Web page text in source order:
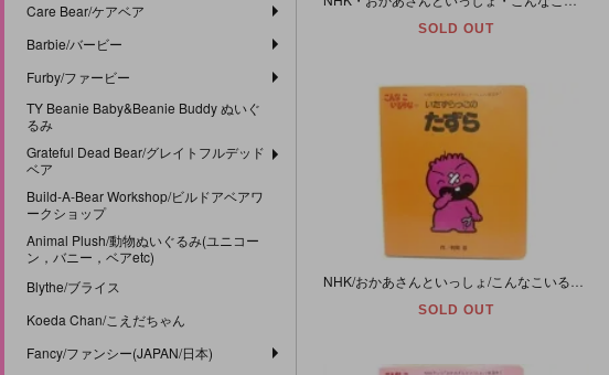
Care Bear/ケアベア
Barbie/バービー
Furby/ファービー
TY Beanie Baby&Beanie Buddy ぬいぐ
るみ
Grateful Dead Bear/グレイトフルデッド
ベア
Build-A-Bear Workshop/ビルドアベアワ
ークショップ
Animal Plush/動物ぬいぐるみ(ユニコー
ン，バニー，ベアetc)
Blythe/ブライス
Koeda Chan/こえだちゃん
Fancy/ファンシー(JAPAN/日本)
SOLD OUT
SOLD OUT